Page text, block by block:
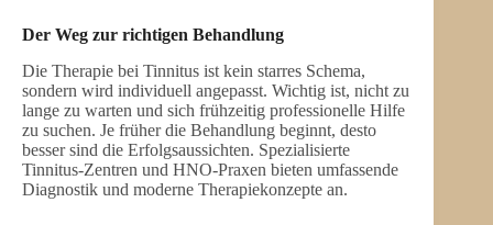
Der Weg zur richtigen Behandlung
Die Therapie bei Tinnitus ist kein starres Schema,
sondern wird individuell angepasst. Wichtig ist, nicht zu
lange zu warten und sich frühzeitig professionelle Hilfe
zu suchen. Je früher die Behandlung beginnt, desto
besser sind die Erfolgsaussichten. Spezialisierte
Tinnitus-Zentren und HNO-Praxen bieten umfassende
Diagnostik und moderne Therapiekonzepte an.